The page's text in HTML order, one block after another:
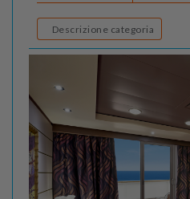
Descrizione categoria